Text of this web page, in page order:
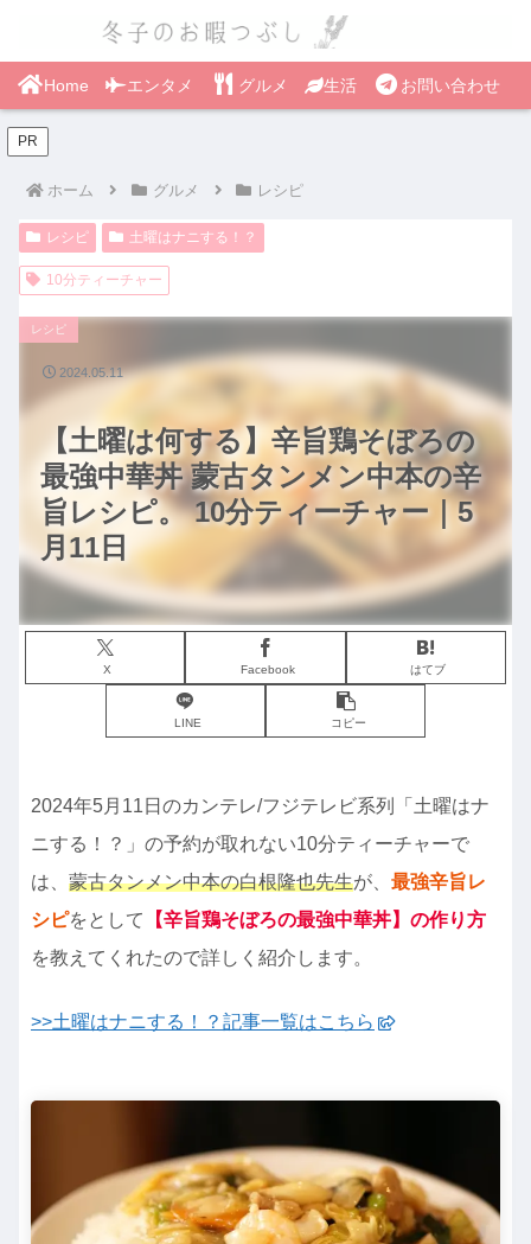
Home エンタメ グルメ 生活 お問い合わせ
PR
ホーム グルメ レシピ
レシピ 土曜はナニする！？
10分ティーチャー
【土曜は何する】辛旨鶏そぼろの
最強中華丼 蒙古タンメン中本の辛
旨レシピ。 10分ティーチャー｜5
月11日
レシピ
X Facebook はてブ
LINE コピー
2024.05.11
2024年5月11日のカンテレ/フジテレビ系列「土曜はナ
ニする！？」の予約が取れない10分ティーチャーで
は、 蒙古タンメン中本の白根隆也先生が、 最強辛旨レ
シピをとして
【辛旨鶏そぼろの最強中華丼】の作り方
を教えてくれたので詳しく紹介します。
>>土曜はナニする！？記事一覧はこちら